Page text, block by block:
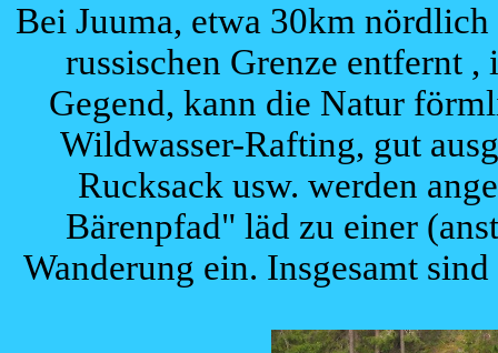
Bei Juuma, etwa 30km
russischen Grenze entfernt
Gegend, kann die Natur
Wildwasser-Rafting, gut
Rucksack usw. werden
Bärenpfad" läd zu einer
Wanderung ein. Insgesamt